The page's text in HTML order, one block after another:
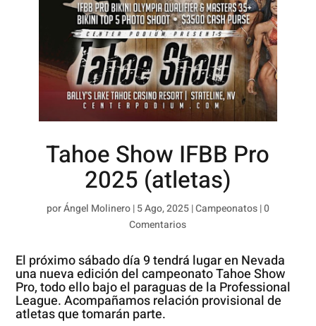
Tahoe Show IFBB Pro
2025 (atletas)
porÁngel Molinero|5 Ago, 2025|Campeonatos|0
Comentarios
El próximo sábado día 9 tendrá lugar en Nevada
una nueva edición del campeonato Tahoe Show
Pro, todo ello bajo el paraguas de la Professional
League. Acompañamos relación provisional de
atletas que tomarán parte.